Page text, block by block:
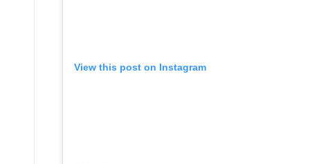
View this post on Instagram